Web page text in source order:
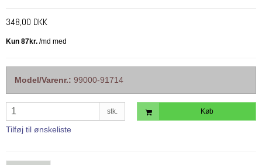
348,00 DKK
Model/Varenr.: 99000-91714
stk. Køb
Tilføj til ønskeliste